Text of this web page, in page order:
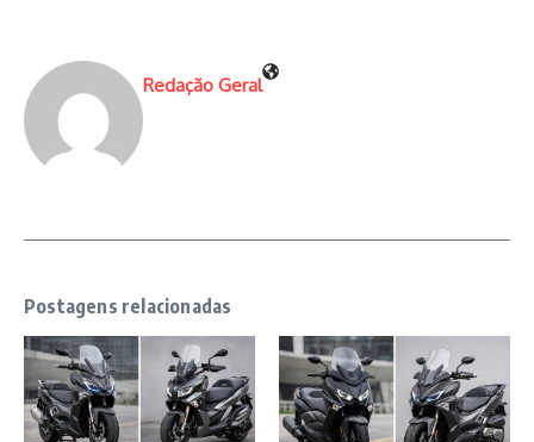
Redação Geral
Postagens relacionadas